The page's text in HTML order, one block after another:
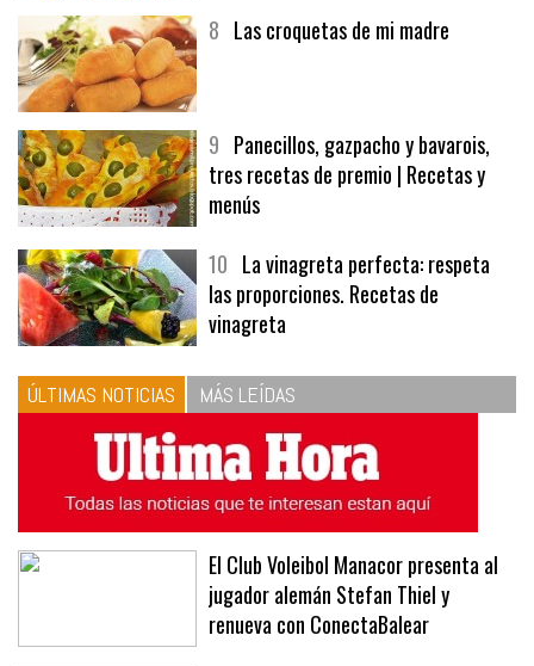
8 Las croquetas de mi madre
9 Panecillos, gazpacho y bavarois,
tres recetas de premio | Recetas y
menús
10 La vinagreta perfecta: respeta
las proporciones. Recetas de
vinagreta
ÚLTIMAS NOTICIAS MÁS LEÍDAS
El Club Voleibol Manacor presenta al
jugador alemán Stefan Thiel y
renueva con ConectaBalear